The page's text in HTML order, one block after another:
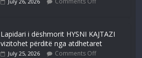
Lapidari i dëshmorit HYSNI KAJTAZI
vizitohet përditë nga atdhetaret
July 25, 2026 Comments Off